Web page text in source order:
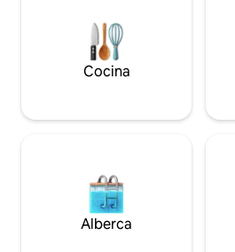
generador de respaldo
Cocina
Alberca